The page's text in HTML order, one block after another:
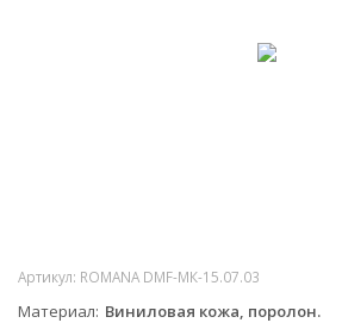
Артикул: ROMANA DMF-МК-15.07.03
Материал Виниловая кожа, поролон​.